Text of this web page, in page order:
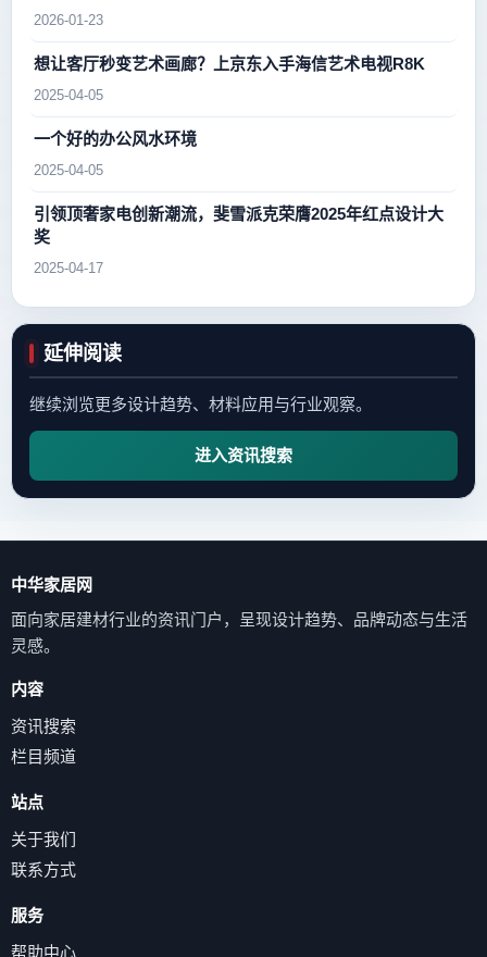
2026-01-23
想让客厅秒变艺术画廊？上京东入手海信艺术电视R8K
2025-04-05
一个好的办公风水环境
2025-04-05
引领顶奢家电创新潮流，斐雪派克荣膺2025年红点设计大
奖
2025-04-17
延伸阅读
继续浏览更多设计趋势、材料应用与行业观察。
进入资讯搜索
中华家居网
面向家居建材行业的资讯门户，呈现设计趋势、品牌动态与生活
灵感。
内容
资讯搜索
栏目频道
站点
关于我们
联系方式
服务
帮助中心